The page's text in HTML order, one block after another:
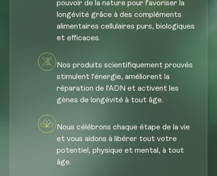
pouvoir de la nature pour favoriser la
longévité grâce à des compléments
alimentaires cellulaires purs, biologiques
et efficaces.
Nos produits scientifiquement prouvés
stimulent l'énergie, améliorent la
réparation de l'ADN et activent les
gènes de longévité à tout âge.
Nous célébrons chaque étape de la vie
et vous aidons à libérer tout votre
potentiel, physique et mental, à tout
âge.